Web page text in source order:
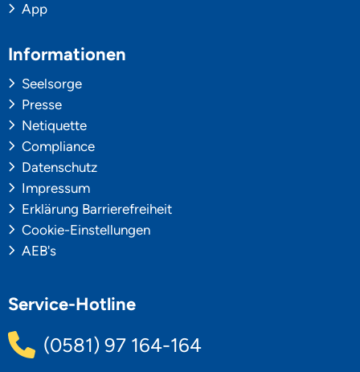
App
Informationen
Seelsorge
Presse
Netiquette
Compliance
Datenschutz
Impressum
Erklärung Barrierefreiheit
Cookie-Einstellungen
AEB's
Service-Hotline
(0581) 97 164-164